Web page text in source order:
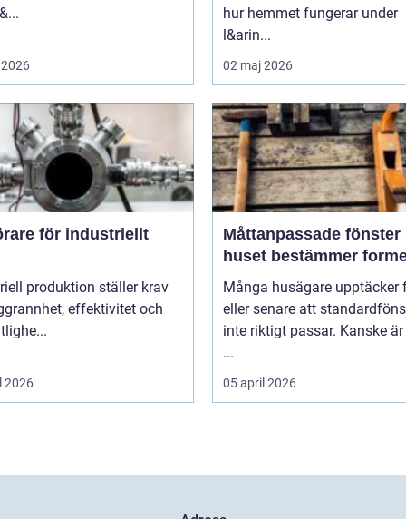
hur hemmet fungerar under
l&arin...
02 maj 2026
för industriellt
produktion ställer krav
effektivitet och
2026
Måttanpassade fönster när
huset bestämmer
Många husägare upptäcker
eller senare att
inte riktigt passar. Kanske
...
05 april 2026